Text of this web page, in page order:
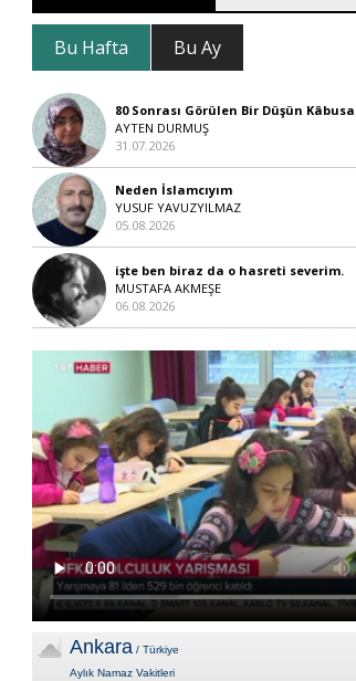
Bu Hafta Bu Ay
80 Sonrası Görülen Bir Düşün
AYTEN DURMUŞ
31.07.2026
Neden İslamcıyım
YUSUF YAVUZYILMAZ
05.08.2026
işte ben biraz da o hasreti severim.
MUSTAFA AKMEŞE
06.08.2026